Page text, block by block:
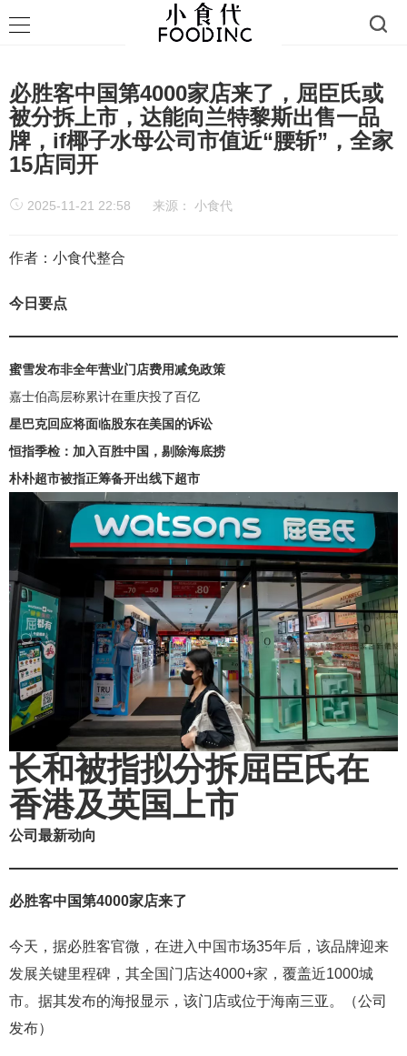
必胜客中国第4000家店来了，屈臣氏或
被分拆上市，达能向兰特黎斯出售一品
牌，if椰子水母公司市值近“腰斩”，全家
15店同开
2025-11-21 22:58 来源： 小食代
作者：小食代整合
今日要点
蜜雪发布非全年营业门店费用减免政策
嘉士伯高层称累计在重庆投了百亿
星巴克回应将面临股东在美国的诉讼
恒指季检：加入百胜中国，剔除海底捞
朴朴超市被指正筹备开出线下超市
长和被指拟分拆屈臣氏在
香港及英国上市
公司最新动向
必胜客中国第4000家店来了
今天，据必胜客官微，在进入中国市场35年后，该品牌迎来
发展关键里程碑，其全国门店达4000+家，覆盖近1000城
市。据其发布的海报显示，该门店或位于海南三亚。（公司
发布）